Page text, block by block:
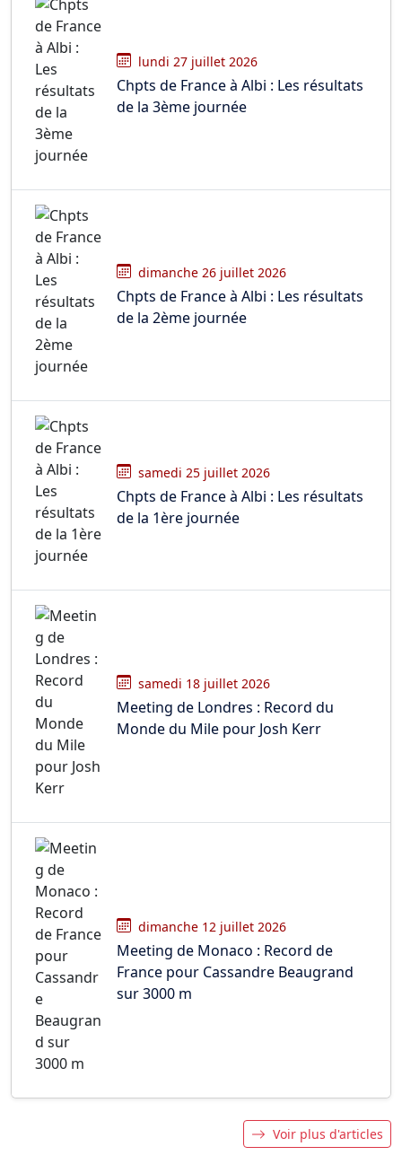
lundi 27 juillet 2026
Chpts de France à Albi : Les résultats
de la 3ème journée
dimanche 26 juillet 2026
Chpts de France à Albi : Les résultats
de la 2ème journée
samedi 25 juillet 2026
Chpts de France à Albi : Les résultats
de la 1ère journée
samedi 18 juillet 2026
Meeting de Londres : Record du
Monde du Mile pour Josh Kerr
dimanche 12 juillet 2026
Meeting de Monaco : Record de
France pour Cassandre Beaugrand
sur 3000 m
Voir plus d'articles